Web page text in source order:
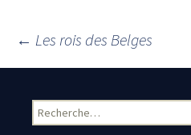
Navigation
← Les rois des Belges
Rechercher :